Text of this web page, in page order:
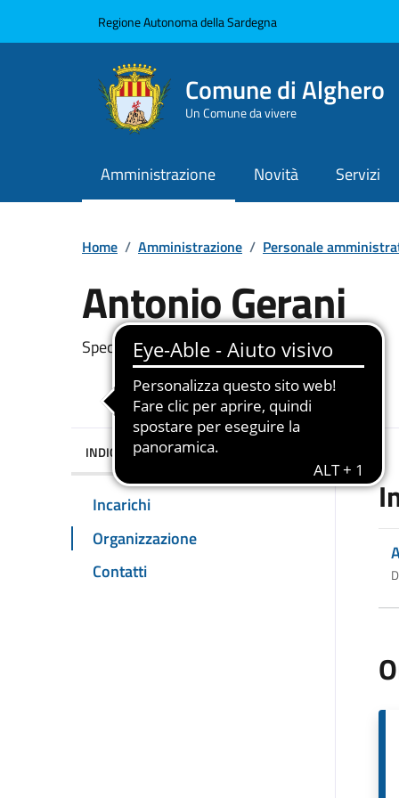
Regione Autonoma della Sardegna
Comune di Alghero
Un Comune da vivere
Amministrazione Novità Servizi
Home / Amministrazione / Personale
Antonio Gerani
Dettaglio della
Specialista Vigilanza
INDICE DELLA PAGINA
Incarichi
Organizzazione
Contatti